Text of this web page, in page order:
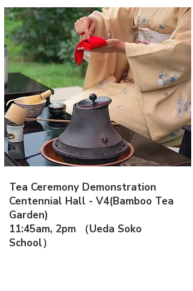
Tea Ceremony Demonstration
Centennial Hall - V4(Bamboo Tea
Garden)
11:45am, 2pm​ （Ueda Soko
School）